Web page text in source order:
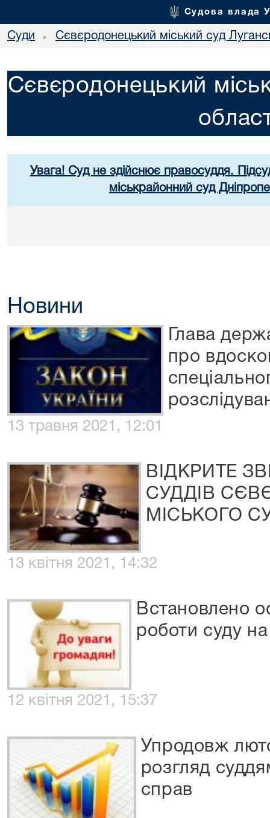
Судова влада
Суди • Сєвєродонецький міський суд
Сєвєродонецький
Увага! Суд не здійснює правосуддя.
міськрайонний суд
Новини
Глава
про
13 травня 2021, 12:01
ВІДКРИТЕ
СУДДІВ
МІСЬКОГО
13 квітня 2021, 14:32
Встановлено
роботи суду
12 квітня 2021, 15:37
Упродовж
розгляд
справ